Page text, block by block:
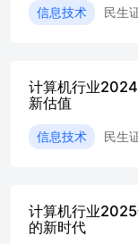
云计算&IDC
期 1.1.
核心经济单
是“流量”“用
也是AI服务
核心竞争力
正式为Token
信息技术 民生
计算机行业2024
新估值
信息技术 民生
计算机行业
的新时代